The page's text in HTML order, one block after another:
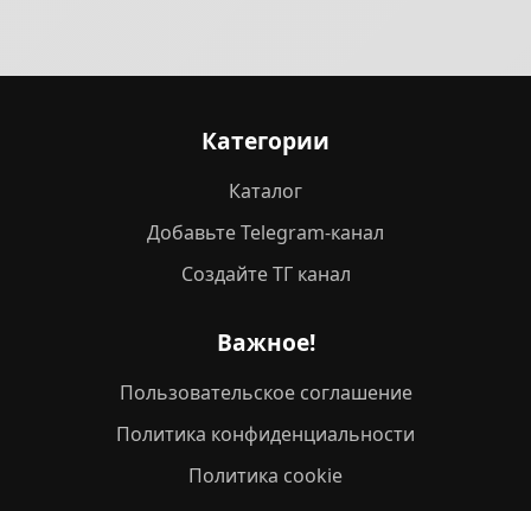
Категории
Каталог
Добавьте Telegram-канал
Создайте ТГ канал
Важное!
Пользовательское соглашение
Политика конфиденциальности
Политика cookie